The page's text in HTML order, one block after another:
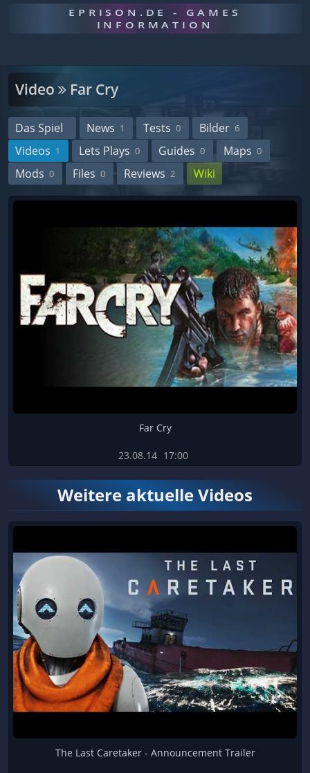
EPRISON.DE - GAMES
INFORMATION
Video Far Cry
Das Spiel News 1 Tests 0 Bilder 6
Videos 1 Lets Plays 0 Guides 0 Maps 0
Mods 0 Files 0 Reviews 2 Wiki
Far Cry
23.08.14 17:00
Weitere aktuelle Videos
The Last Caretaker - Announcement Trailer